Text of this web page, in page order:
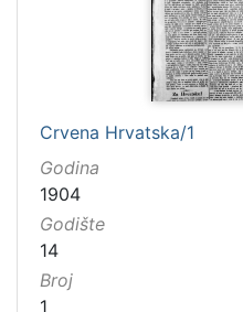
Crvena Hrvatska/1
Godina
1904
Godište
14
Broj
1